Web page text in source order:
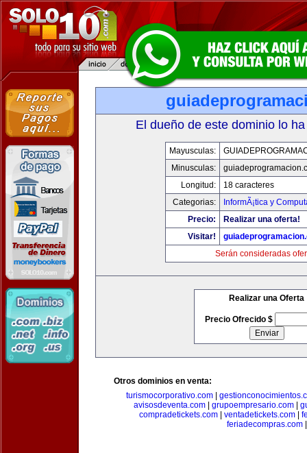
El dueño de este dominio lo
Mayusculas:
Minusculas:
Longitud:
18 caracteres
Categorias:
InformÃ¡tica y
Precio:
Realizar una oferta!
Visitar!
Serán consideradas
Realizar una Oferta
Precio Ofrecido $
Otros dominios en venta:
turismocorporativo.com
avisosdeventa.com| grupoempresario.com|
compradetickets.com| ventadetickets.com|
feriadecompras.com|